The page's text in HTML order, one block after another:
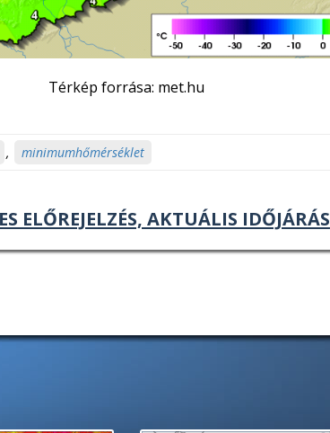
Térkép forrása: met.hu
, minimumhőmérséklet
ELŐREJELZÉS, AKTUÁLIS IDŐJÁRÁS